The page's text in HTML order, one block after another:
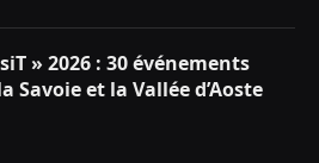
» 2026 : 30 événements
Savoie et la Vallée d’Aoste